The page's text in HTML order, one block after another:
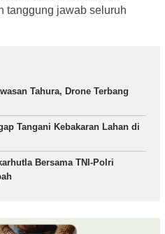
tanggung jawab seluruh
Tahura, Drone Terbang
Tangani Kebakaran Lahan di
Bersama TNI-Polri